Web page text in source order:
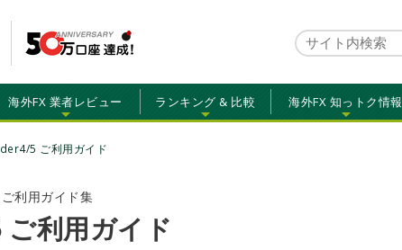
海外FX 業者レビュー ランキング & 比較 海外FX 知っトク情報
5 ご利用ガイド
利用ガイド集
利用ガイド